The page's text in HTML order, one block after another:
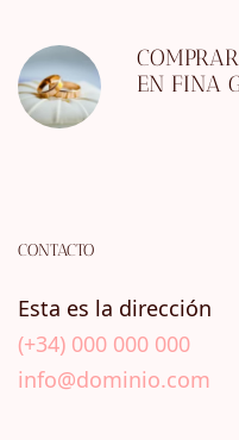
EN FINA
CONTACTO
Esta es la dirección
(+34) 000 000 000
info@dominio.com